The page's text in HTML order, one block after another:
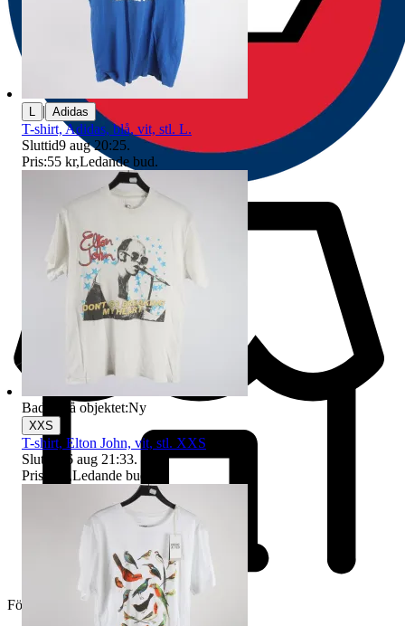
Företag
| Adidas
T-shirt, Adidas, blå, vit, stl. L.
Sluttid9 aug 20:25.
Pris:55 kr,Ledande bud.
Badge på objektet:Ny
XXS
T-shirt, Elton John, vit, stl. XXS
Sluttid
16 aug 21:33.
Pris:
,Ledande bud